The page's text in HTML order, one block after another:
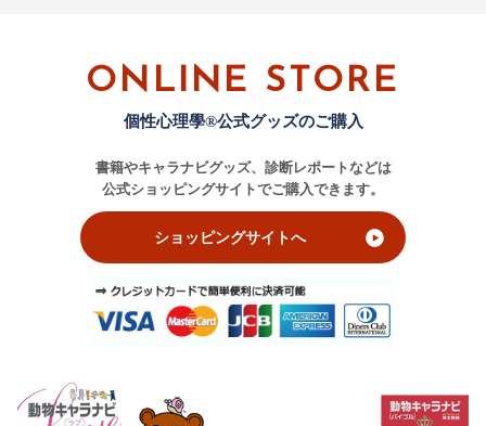
ONLINE STORE
個性心理學®公式グッズのご購入
書籍やキャラナビグッズ、診断レポートなどは
公式ショッピングサイトでご購入できます。
ショッピングサイトへ